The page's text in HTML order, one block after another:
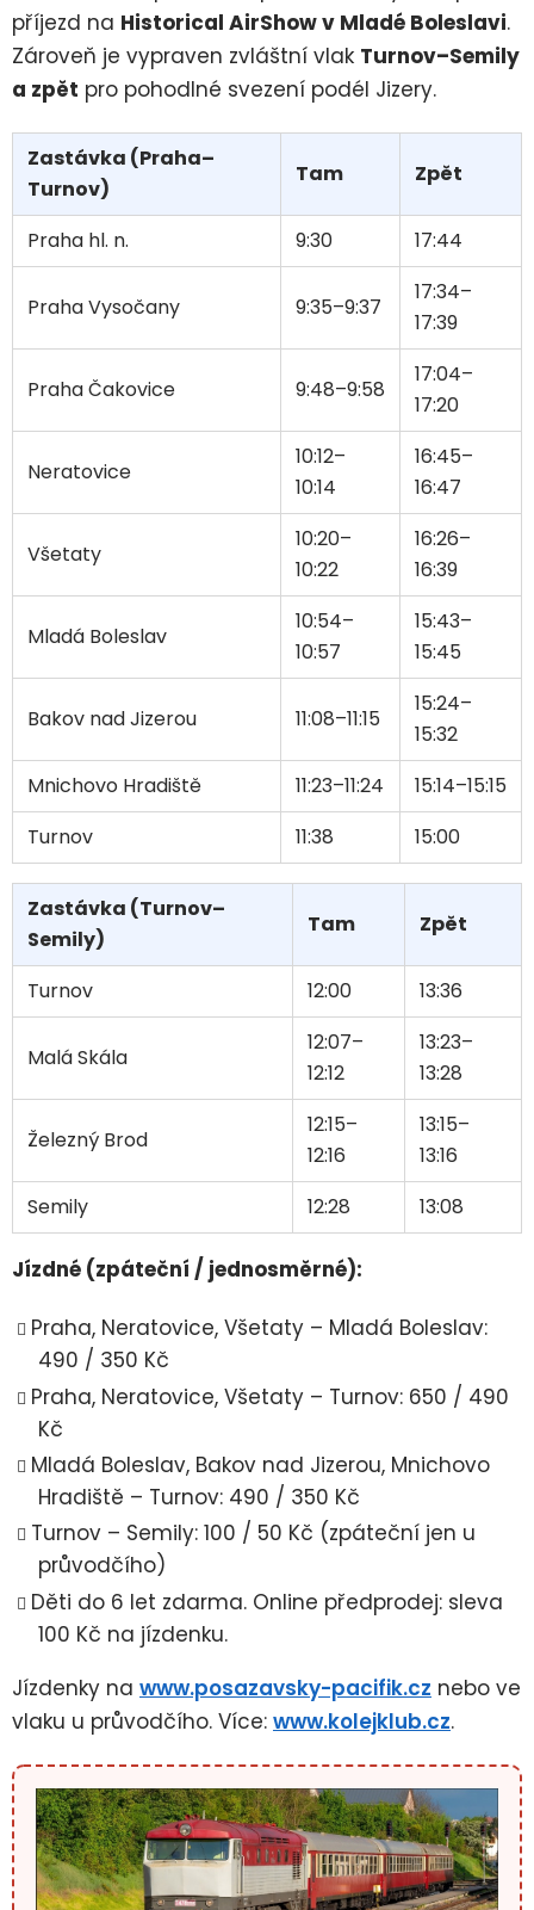
příjezd na Historical AirShow v Mladé Boleslavi.
Zároveň je vypraven zvláštní vlak Turnov–Semily
a zpět pro pohodlné svezení podél Jizery.
Zastávka (Praha–
Turnov)
Tam Zpět
Praha hl. n. 9:30 17:44
Praha Vysočany 9:35–9:37
17:34–
17:39
Praha Čakovice 9:48–9:58
17:04–
17:20
Neratovice
10:12–
10:14
16:45–
16:47
Všetaty
10:20–
10:22
16:26–
16:39
Mladá Boleslav
10:54–
10:57
15:43–
15:45
Bakov nad Jizerou 11:08–11:15
15:24–
15:32
Mnichovo Hradiště
11:23–11:24
15:14–15:15
Turnov
11:38 15:00
Zastávka (Turnov–
Semily)
Tam Zpět
Turnov 12:00 13:36
Malá Skála
12:07–
12:12
13:23–
13:28
Železný Brod
12:15–
12:16
13:15–
13:16
Semily
12:28 13:08
Jízdné (zpáteční / jednosměrné):
Praha, Neratovice, Všetaty – Mladá Boleslav:
490 / 350 Kč
Praha, Neratovice, Všetaty – Turnov: 650 / 490
Kč
Mladá Boleslav, Bakov nad Jizerou, Mnichovo
Hradiště – Turnov: 490 / 350 Kč
Turnov – Semily: 100 / 50 Kč (zpáteční jen u
průvodčího)
Děti do 6 let zdarma. Online předprodej: sleva
100 Kč na jízdenku.
Jízdenky na www.posazavsky-pacifik.cz nebo ve
vlaku u průvodčího. Více: www.kolejklub.cz.